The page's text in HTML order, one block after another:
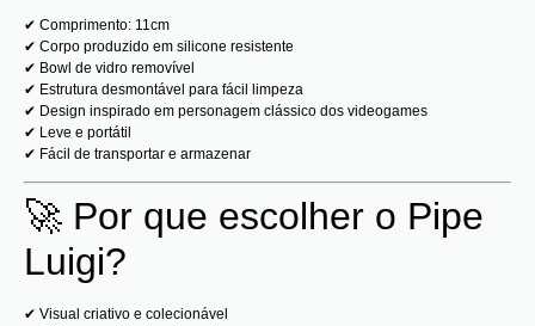
✔ Comprimento: 11cm
✔ Corpo produzido em silicone resistente
✔ Bowl de vidro removível
✔ Estrutura desmontável para fácil limpeza
✔ Design inspirado em personagem clássico dos videogames
✔ Leve e portátil
✔ Fácil de transportar e armazenar
🚀 Por que escolher o Pipe
Luigi?
✔ Visual criativo e colecionável